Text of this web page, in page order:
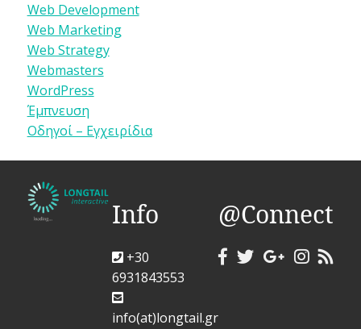
Web Development
Web Marketing
Web Strategy
Webmasters
WordPress
Έμπνευση
Οδηγοί – Εγχειρίδια
Info
+30
6931843553
info(at)longtail.gr
@Connect